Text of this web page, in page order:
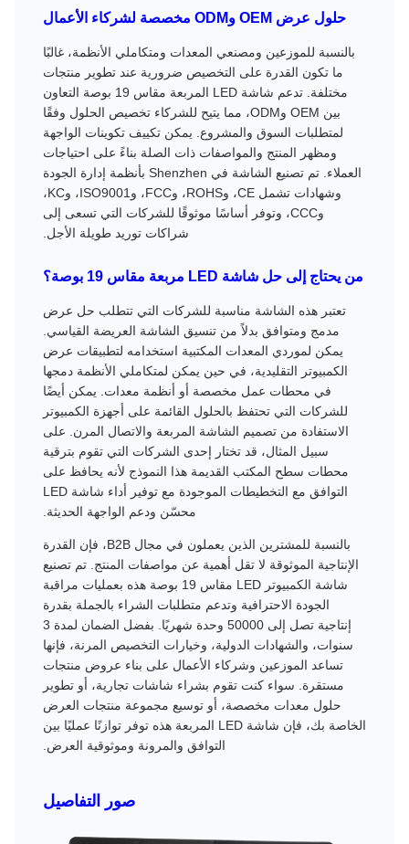
حلول عرض OEM وODM مخصصة لشركاء الأعمال
بالنسبة للموزعين ومصنعي المعدات ومتكاملي الأنظمة، غالبًا
ما تكون القدرة على التخصيص ضرورية عند تطوير منتجات
مختلفة. تدعم شاشة LED المربعة مقاس 19 بوصة التعاون
بين OEM وODM، مما يتيح للشركاء تخصيص الحلول وفقًا
لمتطلبات السوق والمشروع. يمكن تكييف تكوينات الواجهة
ومظهر المنتج والمواصفات ذات الصلة بناءً على احتياجات
العملاء. تم تصنيع الشاشة في Shenzhen بأنظمة إدارة الجودة
وشهادات تشمل CE، وROHS، وFCC، وISO9001، وKC،
وCCC، وتوفر أساسًا موثوقًا للشركات التي تسعى إلى
شراكات توريد طويلة الأجل.
من يحتاج إلى حل شاشة LED مربعة مقاس 19 بوصة؟
تعتبر هذه الشاشة مناسبة للشركات التي تتطلب حل عرض
مدمج ومتوافق بدلاً من تنسيق الشاشة العريضة القياسي.
يمكن لموردي المعدات المكتبية استخدامه لتطبيقات عرض
الكمبيوتر التقليدية، في حين يمكن لمتكاملي الأنظمة دمجها
في محطات عمل مخصصة أو أنظمة معدات. يمكن أيضًا
للشركات التي تحتفظ بالحلول القائمة على أجهزة الكمبيوتر
الاستفادة من تصميم الشاشة المربعة والاتصال المرن. على
سبيل المثال، قد تختار إحدى الشركات التي تقوم بترقية
محطات سطح المكتب القديمة هذا النموذج لأنه يحافظ على
التوافق مع التخطيطات الموجودة مع توفير أداء شاشة LED
محسّن ودعم الواجهة الحديثة.
بالنسبة للمشترين الذين يعملون في مجال B2B، فإن القدرة
الإنتاجية الموثوقة لا تقل أهمية عن مواصفات المنتج. تم تصنيع
شاشة الكمبيوتر LED مقاس 19 بوصة هذه بعمليات مراقبة
الجودة الاحترافية وتدعم متطلبات الشراء بالجملة بقدرة
إنتاجية تصل إلى 50000 وحدة شهريًا. بفضل الضمان لمدة 3
سنوات، والشهادات الدولية، وخيارات التخصيص المرنة، فإنها
تساعد الموزعين وشركاء الأعمال على بناء عروض منتجات
مستقرة. سواء كنت تقوم بشراء شاشات تجارية، أو تطوير
حلول معدات مخصصة، أو توسيع مجموعة منتجات العرض
الخاصة بك، فإن شاشة LED المربعة هذه توفر توازنًا عمليًا بين
التوافق والمرونة وموثوقية العرض.
صور التفاصيل